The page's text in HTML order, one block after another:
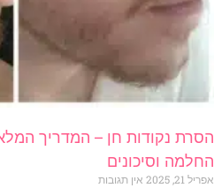
הסרת נקודות חן – המדריך
החלמה וסיכונים
אפריל 21, 2025
אין תגובות